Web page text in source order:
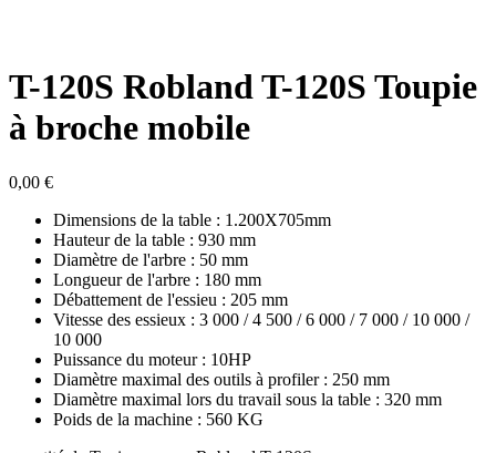
T-120S Robland T-120S Toupie
à broche mobile
0,00 €
Dimensions de la table : 1.200X705mm
Hauteur de la table : 930 mm
Diamètre de l'arbre : 50 mm
Longueur de l'arbre : 180 mm
Débattement de l'essieu : 205 mm
Vitesse des essieux : 3 000 / 4 500 / 6 000 / 7 000 / 10 000 /
10 000
Puissance du moteur : 10HP
Diamètre maximal des outils à profiler : 250 mm
Diamètre maximal lors du travail sous la table : 320 mm
Poids de la machine : 560 KG